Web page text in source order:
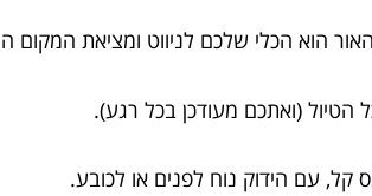
הוא הכלי שלכם לניווט ומציאת המקום
(ואתכם מעודכן בכל רגע).
עם הידוק נוח לפנים או לכובע.